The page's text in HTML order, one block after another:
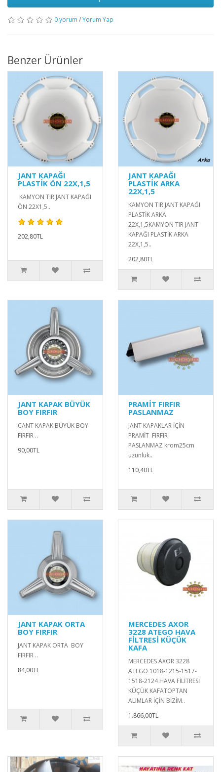
0 yorum /Yorum Yap
Benzer Ürünler
JANT KAPAĞI
PLASTİK ÖN 22X,1,5
KAMYON TIR JANT KAPAĞI
ÖN 22X1,5..
202,80TL
JANT KAPAĞI
PLASTİK ARKA
22X,1,5
KAMYON TIR JANT KAPAĞI
PLASTİK ARKA
22X,1,5KAMYON TIR JANT
KAPAĞI PLASTİK ARKA
22X,1,5..
202,80TL
JANT KAPAK BÜYÜK
BOY FIRFIR
CANT KAPAK BÜYÜK BOY
FIRFIR ..
90,00TL
PRAMİT FIRFIR
PASLANMAZ
JANT KAPAKLAR İÇİN
PRAMİT FIRFIR
PASLANMAZ krom25cm
uzunluk..
110,40TL
JANT KAPAK ORTA
BOY FIRFIR
JANT KAPAK ORTA BOY
FIRFIR ..
84,00TL
MERCEDES AXOR
3228 ATEGO HAVA
FİLTRESİ KÜÇÜK
KAFA
MERCEDES AXOR 3228
ATEGO 1018-1215-1517-
1518-2124 HAVA FİLİTRESİ
KÜÇÜK KAFATOPTAN
ALIMLAR İÇİN BİZİM..
1.866,00TL